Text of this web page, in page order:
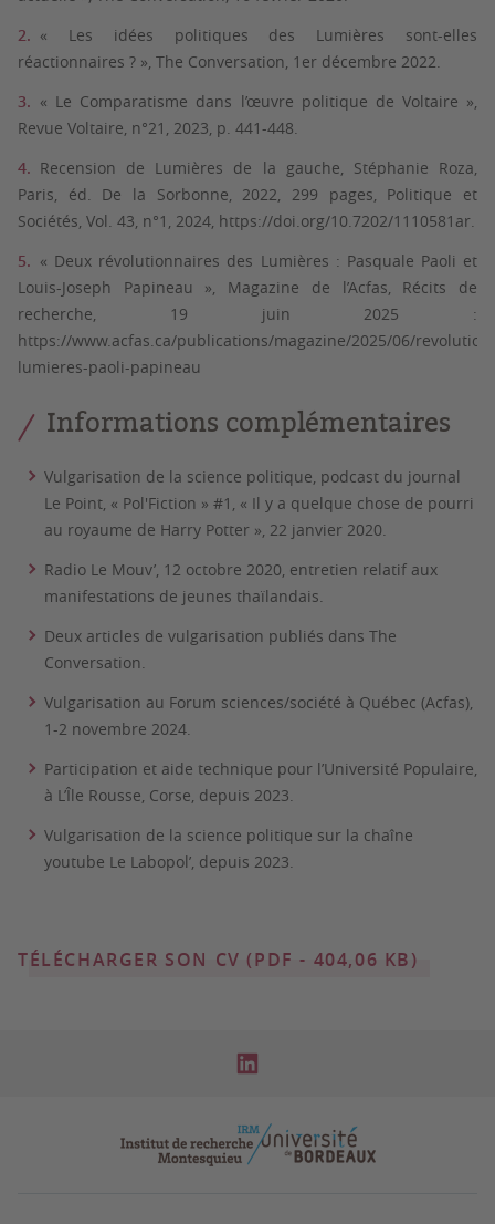
« Les idées politiques des Lumières sont-elles
réactionnaires ? », The Conversation, 1er décembre 2022.
« Le Comparatisme dans l’œuvre politique de Voltaire »,
Revue Voltaire, n°21, 2023, p. 441-448.
Recension de Lumières de la gauche, Stéphanie Roza,
Paris, éd. De la Sorbonne, 2022, 299 pages, Politique et
Sociétés, Vol. 43, n°1, 2024, https://doi.org/10.7202/1110581ar.
« Deux révolutionnaires des Lumières : Pasquale Paoli et
Louis-Joseph Papineau », Magazine de l’Acfas, Récits de
recherche, 19 juin 2025 :
https://www.acfas.ca/publications/magazine/2025/06/
lumieres-paoli-papineau
Informations complémentaires
Vulgarisation de la science politique, podcast du journal
Le Point, « Pol'Fiction » #1, « Il y a quelque chose de pourri
au royaume de Harry Potter », 22 janvier 2020.
Radio Le Mouv’, 12 octobre 2020, entretien relatif aux
manifestations de jeunes thaïlandais.
Deux articles de vulgarisation publiés dans The
Conversation.
Vulgarisation au Forum sciences/société à Québec (Acfas),
1-2 novembre 2024.
Participation et aide technique pour l’Université Populaire,
à L’Île Rousse, Corse, depuis 2023.
Vulgarisation de la science politique sur la chaîne
youtube Le Labopol’, depuis 2023.
TÉLÉCHARGER SON CV (PDF - 404,06 KB)